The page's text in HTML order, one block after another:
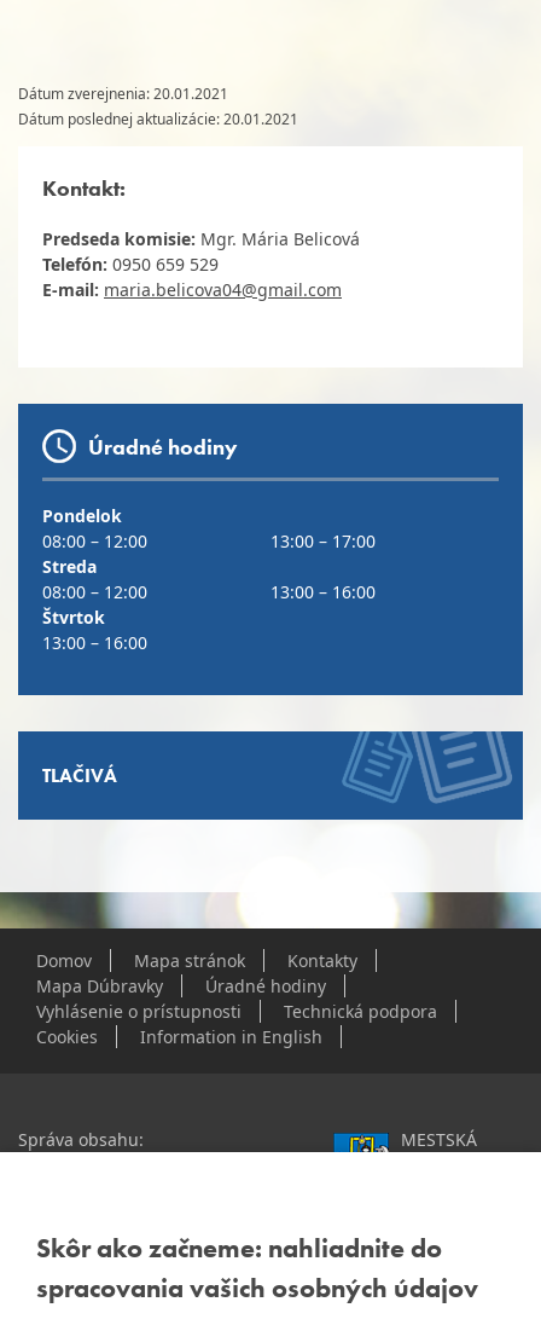
Skôr ako začneme: nahliadnite do
spracovania vašich osobných údajov
Dátum zverejnenia: 20.01.2021
Dátum poslednej aktualizácie: 20.01.2021
Kontakt:
Predseda komisie: Mgr. Mária Belicová
Telefón: 0950 659 529
E-mail: maria.belicova04@gmail.com
Úradné hodiny
Pondelok
08:00 – 12:00
13:00 – 17:00
Streda
08:00 – 12:00
13:00 – 16:00
Štvrtok
13:00 – 16:00
TLAČIVÁ
Domov Mapa stránok
Kontakty
Mapa Dúbravky
Úradné hodiny
Vyhlásenie o prístupnosti
Technická podpora
Cookies
Information in English
Správa obsahu:
Staršie informácie a dokumenty
starej stránke Dúbravky
MESTSKÁ
Žatevná 2, 844 02